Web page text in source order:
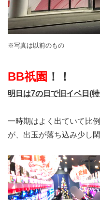
※写真は以前のもの
BB祇園 ！！
明日は7の日で旧イベ日(
一時期はよく出ていて比
が、出玉が落ち込み少し